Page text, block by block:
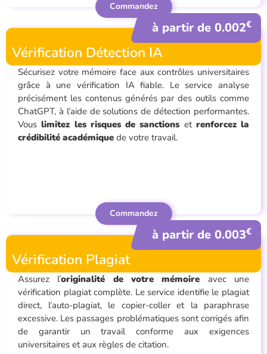
Commandez
à partir de 0.002€
Vérification Détection IA
Sécurisez votre mémoire face aux contrôles universitaires
grâce à une vérification IA fiable. Le service analyse
précisément les contenus générés par des outils comme
ChatGPT, à l’aide de solutions de détection performantes.
Vouslimitez les risques de sanctions et renforcez la
crédibilité académique de votre travail.
Commandez
à partir de 0.003€
Vérification Plagiat
Assurez l’originalité de votre mémoire avec une
vérification plagiat complète. Le service identifie le plagiat
direct, l’auto-plagiat, le copier-coller et la paraphrase
excessive. Les passages problématiques sont corrigés afin
de garantir un travail conforme aux exigences
universitaires et aux règles de citation.